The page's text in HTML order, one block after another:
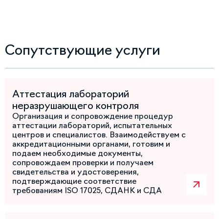
Сопутствующие услуги
Аттестация лабораторий
неразрушающего контроля
Организация и сопровождение процедур
аттестации лабораторий, испытательных
центров и специалистов. Взаимодействуем с
аккредитационными органами, готовим и
подаем необходимые документы,
сопровождаем проверки и получаем
свидетельства и удостоверения,
подтверждающие соответствие
требованиям ISO 17025, СДАНК и СДА